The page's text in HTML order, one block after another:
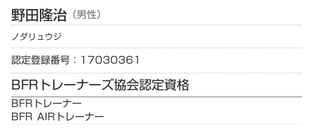
野田隆治 （男性）
ノダリュウジ
認定登録番号：17030361
BFRトレーナーズ協会認定資格
BFRトレーナー
BFR AIRトレーナー